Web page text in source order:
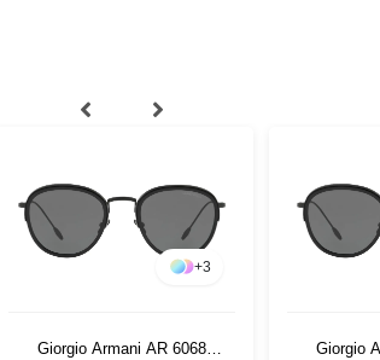
+3
Giorgio Armani AR 6068
Giorgio